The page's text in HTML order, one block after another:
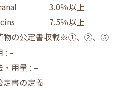
3.0％以上
7.5％以上
物の公定書収載※➀、 ②、⑤
: –
・用量 : –
書の定義